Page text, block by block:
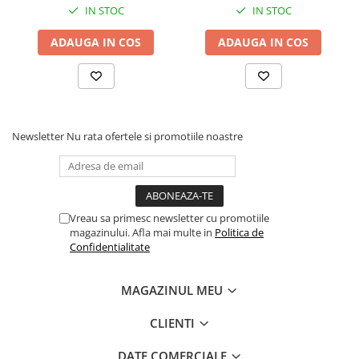
Melatonină 1 mg
Mod de administrare:
se administrează 1 mL seara, cu
30–60 minute înainte de culcare, direct sau diluat într-o
cantitate mică de lichid. Se poate utiliza pe termen lung,
IN STOC
ADAUGA IN COS
IN STOC
ADAUGA IN COS
Newsletter Nu rata ofertele si promotiile noastre
Vreau sa primesc newsletter cu promotiile
magazinului. Afla mai multe in Politica de
Confidentialitate
MAGAZINUL MEU
CLIENTI
DATE COMERCIALE